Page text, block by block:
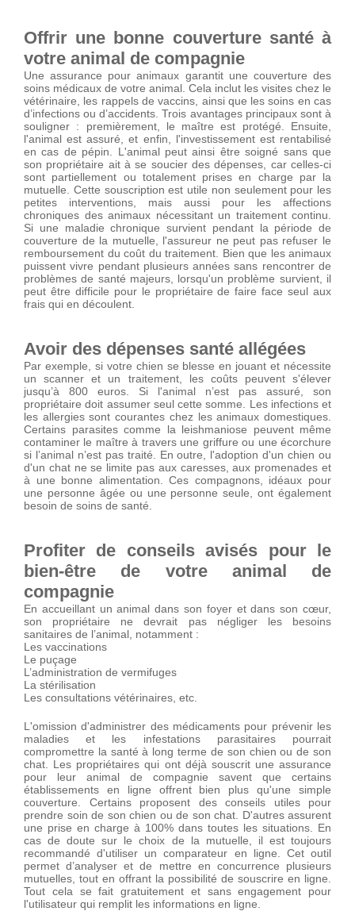
Offrir une bonne couverture santé à
votre animal de compagnie
Une assurance pour animaux garantit une couverture des
soins médicaux de votre animal. Cela inclut les visites chez le
vétérinaire, les rappels de vaccins, ainsi que les soins en cas
d’infections ou d’accidents. Trois avantages principaux sont à
souligner : premièrement, le maître est protégé. Ensuite,
l'animal est assuré, et enfin, l'investissement est rentabilisé
en cas de pépin. L'animal peut ainsi être soigné sans que
son propriétaire ait à se soucier des dépenses, car celles-ci
sont partiellement ou totalement prises en charge par la
mutuelle. Cette souscription est utile non seulement pour les
petites interventions, mais aussi pour les affections
chroniques des animaux nécessitant un traitement continu.
Si une maladie chronique survient pendant la période de
couverture de la mutuelle, l'assureur ne peut pas refuser le
remboursement du coût du traitement. Bien que les animaux
puissent vivre pendant plusieurs années sans rencontrer de
problèmes de santé majeurs, lorsqu'un problème survient, il
peut être difficile pour le propriétaire de faire face seul aux
frais qui en découlent.
Avoir des dépenses santé allégées
Par exemple, si votre chien se blesse en jouant et nécessite
un scanner et un traitement, les coûts peuvent s'élever
jusqu’à 800 euros. Si l'animal n’est pas assuré, son
propriétaire doit assumer seul cette somme. Les infections et
les allergies sont courantes chez les animaux domestiques.
Certains parasites comme la leishmaniose peuvent même
contaminer le maître à travers une griffure ou une écorchure
si l’animal n’est pas traité. En outre, l'adoption d'un chien ou
d'un chat ne se limite pas aux caresses, aux promenades et
à une bonne alimentation. Ces compagnons, idéaux pour
une personne âgée ou une personne seule, ont également
besoin de soins de santé.
Profiter de conseils avisés pour le
bien-être de votre animal de
compagnie
En accueillant un animal dans son foyer et dans son cœur,
son propriétaire ne devrait pas négliger les besoins
sanitaires de l’animal, notamment :
Les vaccinations
Le puçage
L’administration de vermifuges
La stérilisation
Les consultations vétérinaires, etc.
L'omission d'administrer des médicaments pour prévenir les
maladies et les infestations parasitaires pourrait
compromettre la santé à long terme de son chien ou de son
chat. Les propriétaires qui ont déjà souscrit une assurance
pour leur animal de compagnie savent que certains
établissements en ligne offrent bien plus qu'une simple
couverture. Certains proposent des conseils utiles pour
prendre soin de son chien ou de son chat. D'autres assurent
une prise en charge à 100% dans toutes les situations. En
cas de doute sur le choix de la mutuelle, il est toujours
recommandé d'utiliser un comparateur en ligne. Cet outil
permet d’analyser et de mettre en concurrence plusieurs
mutuelles, tout en offrant la possibilité de souscrire en ligne.
Tout cela se fait gratuitement et sans engagement pour
l'utilisateur qui remplit les informations en ligne.